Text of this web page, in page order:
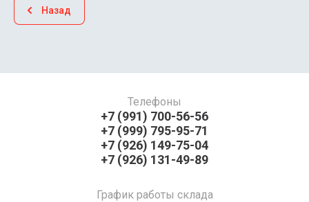
Назад
Телефоны
+7 (991) 700-56-56
+7 (999) 795-95-71
+7 (926) 149-75-04
+7 (926) 131-49-89
График работы склада